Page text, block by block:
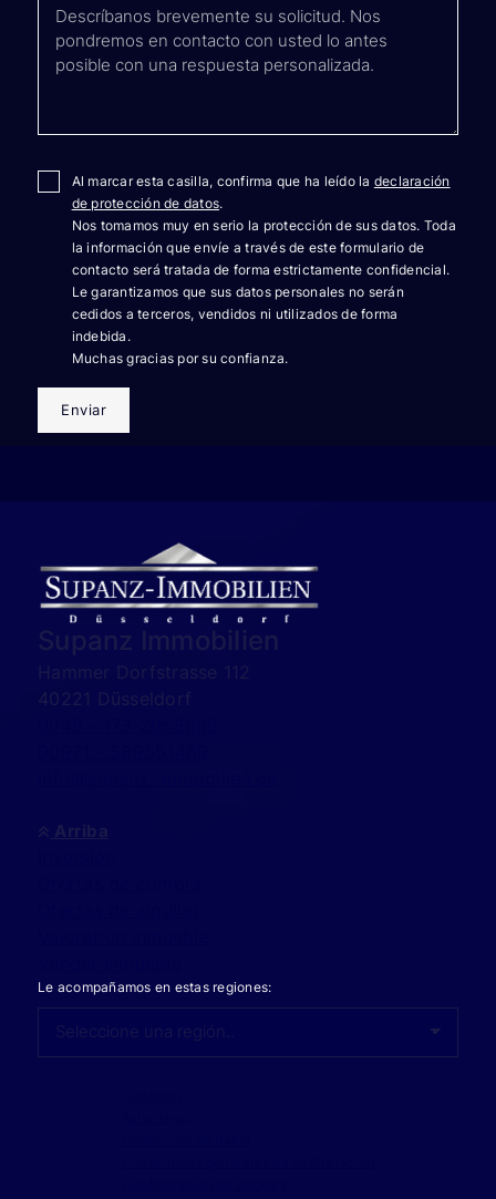
Al marcar esta casilla, confirma que ha leído la declaración
de protección de datos.
Nos tomamos muy en serio la protección de sus datos. Toda
la información que envíe a través de este formulario de
contacto será tratada de forma estrictamente confidencial.
Le garantizamos que sus datos personales no serán
cedidos a terceros, vendidos ni utilizados de forma
indebida.
Muchas gracias por su confianza.
Enviar
Le acompañamos en estas regiones: